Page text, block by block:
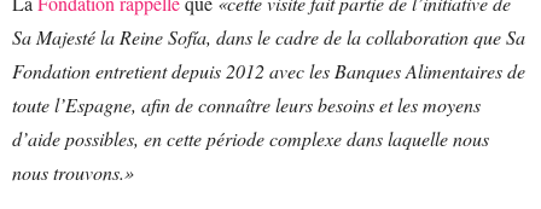
Sa Majesté la Reine Sofía, dans le cadre de la collaboration que Sa
Fondation entretient depuis 2012 avec les Banques Alimentaires de
toute l’Espagne, afin de connaître leurs besoins et les moyens
d’aide possibles, en cette période complexe dans laquelle nous
nous trouvons.»